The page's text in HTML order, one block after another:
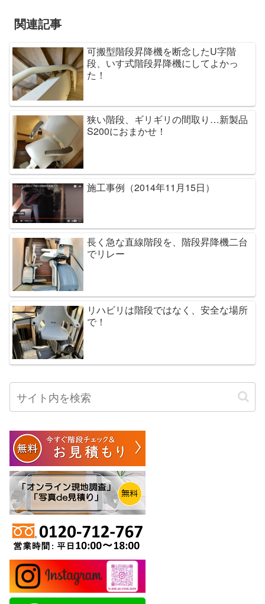
関連記事
可搬型階段昇降機を断念したU字階
段、いす式階段昇降機にしてよかっ
た！
狭い階段、ギリギリの間取り…新製品
S200におまかせ！
施工事例（2014年11月15日）
長く急な直線階段を、階段昇降機二台
でリレー
リハビリは階段ではなく、安全な場所
で！